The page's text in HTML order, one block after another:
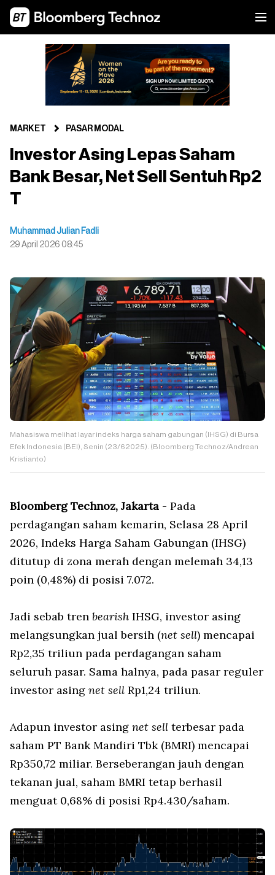
MARKET PASAR MODAL
Investor Asing Lepas Saham
Bank Besar, Net Sell Sentuh Rp2
T
Muhammad Julian Fadli
29 April 2026 08:45
Mahasiswa melihat layar indeks harga saham gabungan (IHSG) di Bursa
Efek Indonesia (BEI), Senin (23/62025). (Bloomberg Technoz/Andrean
Kristianto)
Bloomberg Technoz, Jakarta - Pada
perdagangan saham kemarin, Selasa 28 April
2026, Indeks Harga Saham Gabungan (IHSG)
ditutup di zona merah dengan melemah 34,13
poin (0,48%) di posisi 7.072.
Jadi sebab tren bearish IHSG, investor asing
melangsungkan jual bersih (net sell) mencapai
Rp2,35 triliun pada perdagangan saham
seluruh pasar. Sama halnya, pada pasar reguler
investor asing net sell Rp1,24 triliun.
Adapun investor asing net sell terbesar pada
saham PT Bank Mandiri Tbk (BMRI) mencapai
Rp350,72 miliar. Berseberangan jauh dengan
tekanan jual, saham BMRI tetap berhasil
menguat 0,68% di posisi Rp4.430/saham.